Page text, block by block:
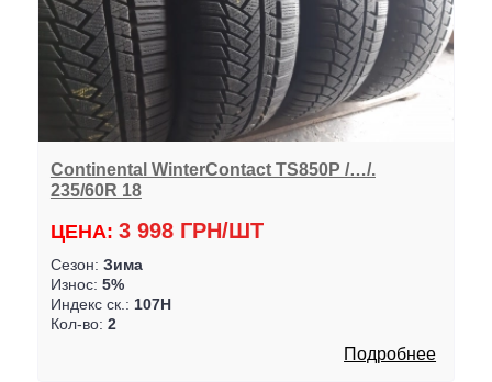
Continental WinterContact TS850P /…/.
235/60R 18
ЦЕНА: 3 998 ГРН/ШТ
Сезон: Зима
Износ: 5%
Индекс ск.: 107H
Кол-во: 2
Подробнее